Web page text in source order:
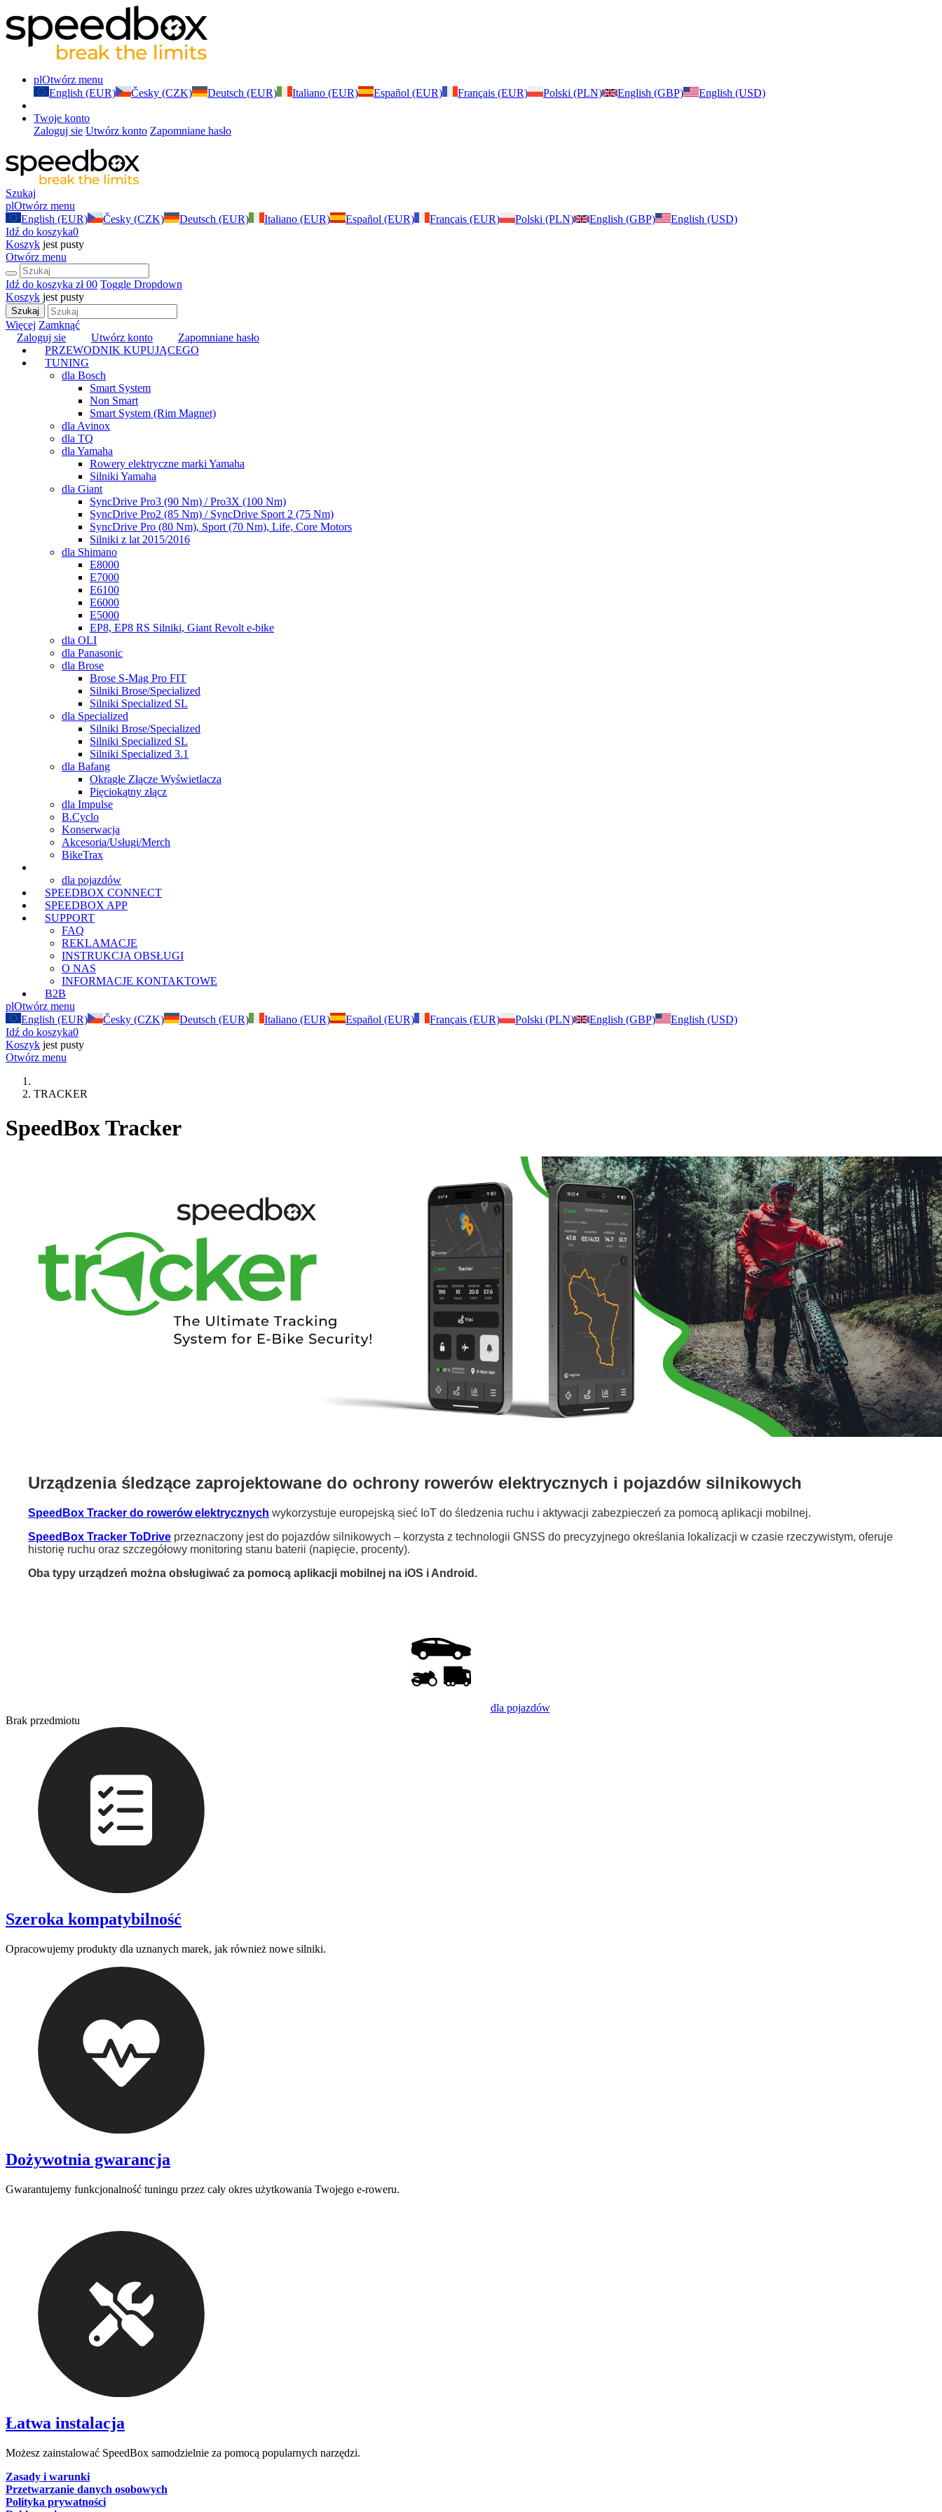
plOtwórz menu
English (EUR)
Česky (CZK) Deutsch (EUR) Italiano (EUR) Español (EUR) Français (EUR) Polski (PLN) English (GBP) English (USD)
Twoje konto
Zaloguj sie Utwórz konto Zapomniane hasło
Szukaj
plOtwórz menu
English (EUR)
Česky (CZK) Deutsch (EUR) Italiano (EUR) Español (EUR) Français (EUR) Polski (PLN) English (GBP)
English (USD)
Idź do koszyka0
Koszyk jest pusty
Otwórz menu
Idź do koszyka zł 00 Toggle Dropdown
Koszyk jest pusty
Szukaj
Więcej Zamknąć
Zaloguj sie
Utwórz konto
Zapomniane hasło
PRZEWODNIK KUPUJĄCEGO
TUNING
dla Bosch
Smart System
Non Smart
Smart System (Rim Magnet)
dla Avinox
dla TQ
dla Yamaha
Rowery elektryczne marki Yamaha
Silniki Yamaha
dla Giant
SyncDrive Pro3 (90 Nm) / Pro3X (100 Nm)
SyncDrive Pro2 (85 Nm) / SyncDrive Sport 2 (75 Nm)
SyncDrive Pro (80 Nm), Sport (70 Nm), Life, Core Motors
Silniki z lat 2015/2016
dla Shimano
E8000
E7000
E6100
E6000
E5000
EP8, EP8 RS Silniki, Giant Revolt e-bike
dla OLI
dla Panasonic
dla Brose
Brose S-Mag Pro FIT
Silniki Brose/Specialized
Silniki Specialized SL
dla Specialized
Silniki Brose/Specialized
Silniki Specialized SL
Silniki Specialized 3.1
dla Bafang
Okrągłe Złącze Wyświetlacza
Pięciokątny złącz
dla Impulse
B.Cyclo
Konserwacja
Akcesoria/Usługi/Merch
BikeTrax
dla pojazdów
SPEEDBOX CONNECT
SPEEDBOX APP
SUPPORT
FAQ
REKLAMACJE
INSTRUKCJA OBSŁUGI
O NAS
INFORMACJE KONTAKTOWE
B2B
plOtwórz menu
English (EUR)
Česky (CZK) Deutsch (EUR) Italiano (EUR) Español (EUR) Français (EUR) Polski (PLN) English (GBP)
English (USD)
Idź do koszyka0
Koszyk jest pusty
Otwórz menu
TRACKER
SpeedBox Tracker
Urządzenia śledzące zaprojektowane do ochrony rowerów elektrycznych i pojazdów silnikowych
SpeedBox Tracker do rowerów elektrycznych wykorzystuje europejską sieć IoT do śledzenia ruchu i aktywacji zabezpieczeń za pomocą aplikacji mobilnej.
SpeedBox Tracker ToDrive przeznaczony jest do pojazdów silnikowych – korzysta z technologii GNSS do precyzyjnego określania lokalizacji w czasie rzeczywistym, oferuje
historię ruchu oraz szczegółowy monitoring stanu baterii (napięcie, procenty).
Oba typy urządzeń można obsługiwać za pomocą aplikacji mobilnej na iOS i Android.
dla pojazdów
Brak przedmiotu
Szeroka kompatybilność
Opracowujemy produkty dla uznanych marek, jak również nowe silniki.
Dożywotnia gwarancja
Gwarantujemy funkcjonalność tuningu przez cały okres użytkowania Twojego e-roweru.
Łatwa instalacja
Możesz zainstalować SpeedBox samodzielnie za pomocą popularnych narzędzi.
Zasady i warunki
Przetwarzanie danych osobowych
Polityka prywatności